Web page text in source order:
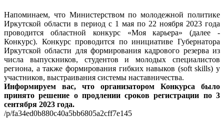
Напоминаем, что Министерством по молодежной политике
Иркутской области в период с 1 мая по 22 ноября 2023 года
проводится областной конкурс «Моя карьера» (далее -
Конкурс). Конкурс проводится по инициативе Губернатора
Иркутской области для формирования кадрового резерва из
числа выпускников, студентов и молодых специалистов
региона, а также формирования гибких навыков (soft skills) у
участников, выстраивания системы наставничества.
Информируем вас, что организатором Конкурса было
принято решение о продлении сроков регистрации по 3
сентября 2023 года.
/p/fa34ed0b880c40a5bb6805a2cff7e145